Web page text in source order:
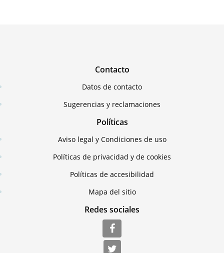
Contacto
Datos de contacto
Sugerencias y reclamaciones
Políticas
Aviso legal y Condiciones de uso
Políticas de privacidad y de cookies
Políticas de accesibilidad
Mapa del sitio
Redes sociales